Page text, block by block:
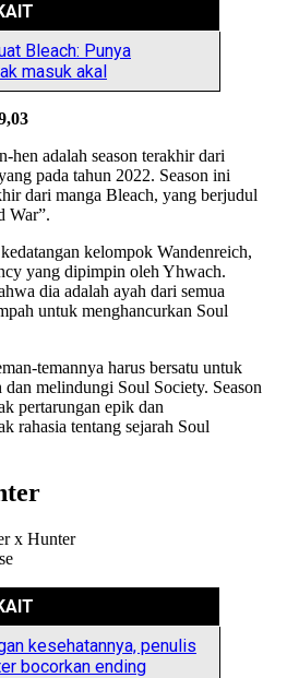
Bleach: Punya
masuk akal
hen adalah season terakhir dari
pada tahun 2022. Season ini
dari manga Bleach, yang berjudul
War”.
kelompok Wandenreich,
yang dipimpin oleh Yhwach.
dia adalah ayah dari semua
untuk menghancurkan Soul
temannya harus bersatu untuk
melindungi Soul Society. Season
pertarungan epik dan
rahasia tentang sejarah Soul
kesehatannya, penulis
bocorkan ending